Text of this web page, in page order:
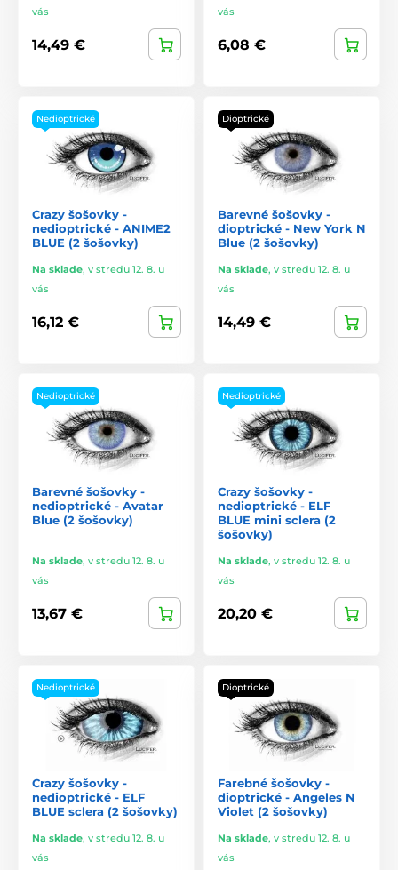
vás
14,49 €
vás
6,08 €
Nedioptrické
Crazy šošovky -
nedioptrické - ANIME2
BLUE (2 šošovky)
Na sklade, v stredu 12. 8. u
vás
16,12 €
Dioptrické
Barevné šošovky -
dioptrické - New York N
Blue (2 šošovky)
Na sklade, v stredu 12. 8. u
vás
14,49 €
Nedioptrické
Barevné šošovky -
nedioptrické - Avatar
Blue (2 šošovky)
Na sklade, v stredu 12. 8. u
vás
13,67 €
Nedioptrické
Crazy šošovky -
nedioptrické - ELF
BLUE mini sclera (2
šošovky)
Na sklade, v stredu 12. 8. u
vás
20,20 €
Nedioptrické
Crazy šošovky -
nedioptrické - ELF
BLUE sclera (2 šošovky)
Na sklade, v stredu 12. 8. u
vás
Dioptrické
Farebné šošovky -
dioptrické - Angeles N
Violet (2 šošovky)
Na sklade, v stredu 12. 8. u
vás